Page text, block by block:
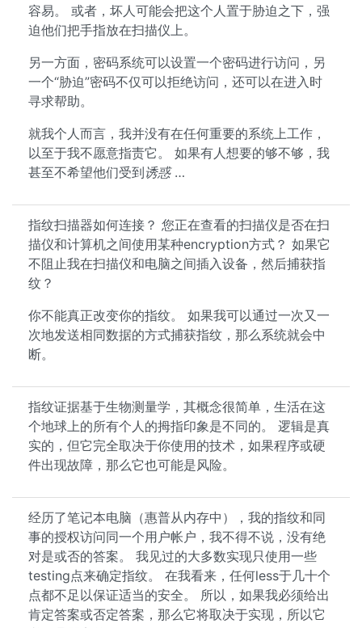
容易。 或者，坏人可能会把这个人置于胁迫之下，强
迫他们把手指放在扫描仪上。
另一方面，密码系统可以设置一个密码进行访问，另
一个“胁迫”密码不仅可以拒绝访问，还可以在进入时
寻求帮助。
就我个人而言，我并没有在任何重要的系统上工作，
以至于我不愿意指责它。 如果有人想要的够不够，我
甚至不希望他们受到诱惑…
指纹扫描器如何连接？ 您正在查看的扫描仪是否在扫
描仪和计算机之间使用某种encryption方式？ 如果它
不阻止我在扫描仪和电脑之间插入设备，然后捕获指
纹？
你不能真正改变你的指纹。 如果我可以通过一次又一
次地发送相同数据的方式捕获指纹，那么系统就会中
断。
指纹证据基于生物测量学，其概念很简单，生活在这
个地球上的所有个人的拇指印象是不同的。 逻辑是真
实的，但它完全取决于你使用的技术，如果程序或硬
件出现故障，那么它也可能是风险。
经历了笔记本电脑（惠普从内存中），我的指纹和同
事的授权访问同一个用户帐户，我不得不说，没有绝
对是或否的答案。 我见过的大多数实现只使用一些
testing点来确定指纹。 在我看来，任何less于几十个
点都不足以保证适当的安全。 所以，如果我必须给出
肯定答案或否定答案，那么它将取决于实现，所以它